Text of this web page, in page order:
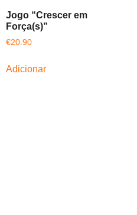
Jogo “Crescer em
Força(s)”
€20.90
Adicionar